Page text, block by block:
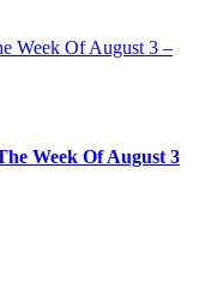
Week Of August 3 –
Week Of August 3